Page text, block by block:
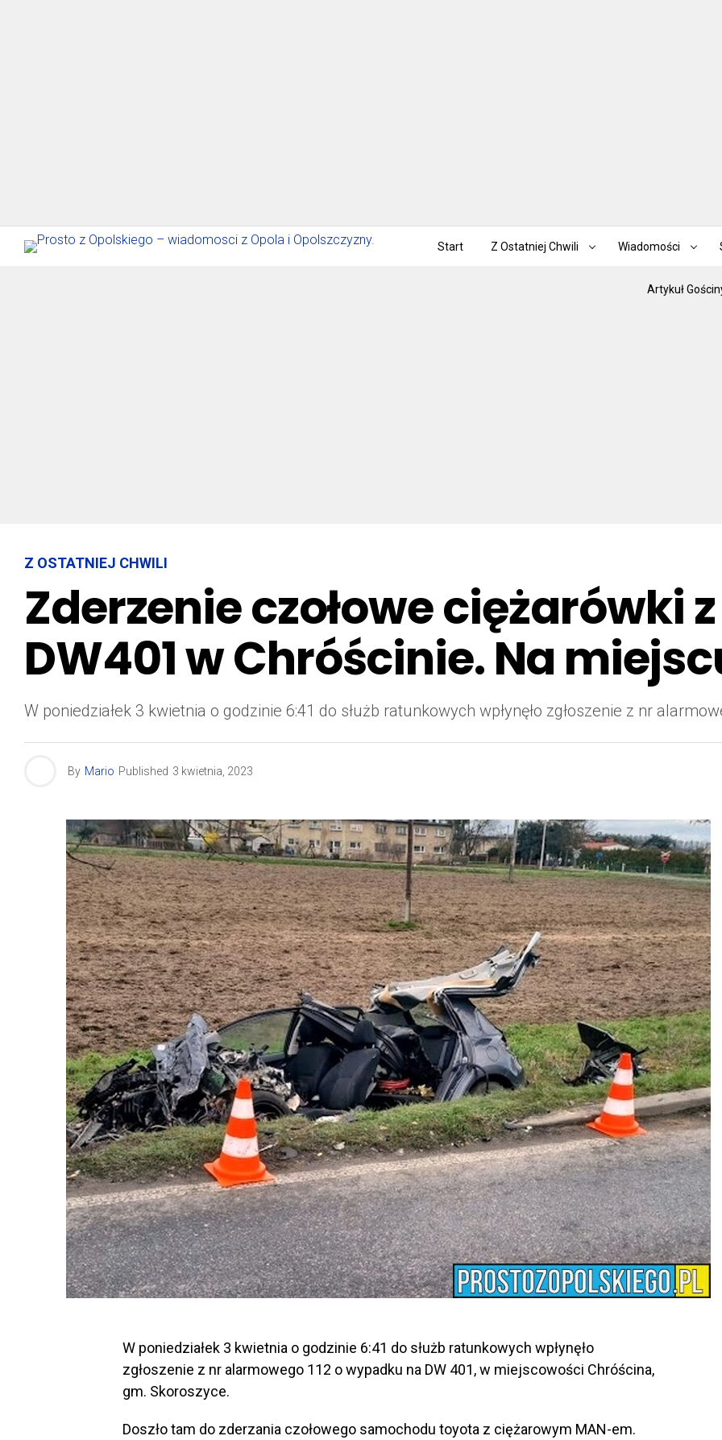
Start Z Ostatniej Chwili Wiadomości
Artykuł
Z OSTATNIEJ CHWILI
Zderzenie czołowe ciężarówki
DW401 w Chróścinie. Na
W poniedziałek 3 kwietnia o godzinie 6:41 do służb ratunkowych wpłynęło zgłoszenie z nr
By Mario Published 3 kwietnia, 2023
W poniedziałek 3 kwietnia o godzinie 6:41 do służb ratunkowych wpłynęło
zgłoszenie z nr alarmowego 112 o wypadku na DW 401, w miejscowości Chróścina,
gm. Skoroszyce.
Doszło tam do zderzania czołowego samochodu toyota z ciężarowym MAN-em.